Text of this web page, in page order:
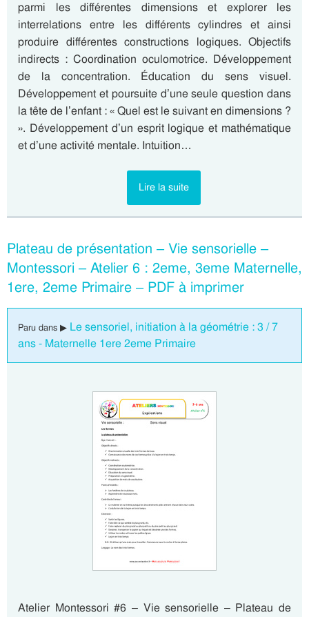
parmi les différentes dimensions et explorer les
interrelations entre les différents cylindres et ainsi
produire différentes constructions logiques. Objectifs
indirects : Coordination oculomotrice. Développement
de la concentration. Éducation du sens visuel.
Développement et poursuite d’une seule question dans
la tête de l’enfant : « Quel est le suivant en dimensions ?
». Développement d’un esprit logique et mathématique
et d’une activité mentale. Intuition…
Lire la suite
Plateau de présentation – Vie sensorielle –
Montessori – Atelier 6 : 2eme, 3eme Maternelle,
1ere, 2eme Primaire – PDF à imprimer
Paru dans ▶ Le sensoriel, initiation à la géométrie : 3 / 7
ans - Maternelle 1ere 2eme Primaire
Atelier Montessori #6 – Vie sensorielle – Plateau de